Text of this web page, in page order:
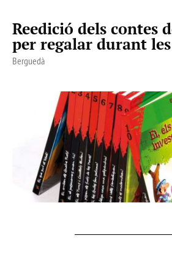
Reedició dels contes
per regalar durant
Berguedà